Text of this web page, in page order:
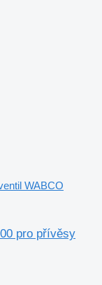
WABCO
pro přívěsy